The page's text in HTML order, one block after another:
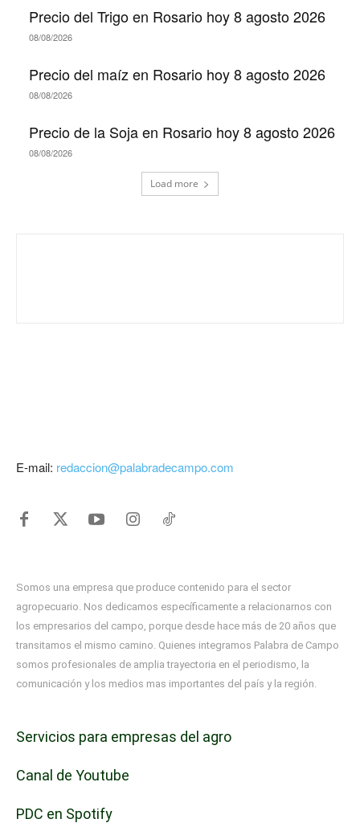
Precio del Trigo en Rosario hoy 8 agosto 2026
08/08/2026
Precio del maíz en Rosario hoy 8 agosto 2026
08/08/2026
Precio de la Soja en Rosario hoy 8 agosto 2026
08/08/2026
Load more
E-mail: redaccion@palabradecampo.com
Somos una empresa que produce contenido para el sector
agropecuario. Nos dedicamos específicamente a relacionarnos con
los empresarios del campo, porque desde hace más de 20 años que
transitamos el mismo camino. Quienes integramos Palabra de Campo
somos profesionales de amplia trayectoria en el periodismo, la
comunicación y los medios mas importantes del país y la región.
Servicios para empresas del agro
Canal de Youtube
PDC en Spotify